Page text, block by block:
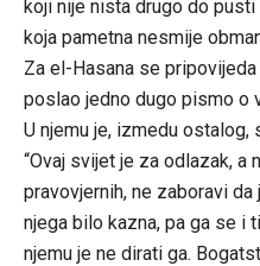
koji nije nista drugo do
koja pametna nesmije
Za el-Hasana se
poslao jedno dugo pismo o
U njemu je, izmedu ostalog,
“Ovaj svijet je za odlazak, a
pravovjernih, ne zaboravi
njega bilo kazna, pa ga se i
njemu je ne dirati ga.